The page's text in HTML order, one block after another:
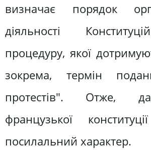
визначає порядок
діяльності
процедуру, якої
зокрема, термін
протестів". Отже,
французької
посилальний характер.